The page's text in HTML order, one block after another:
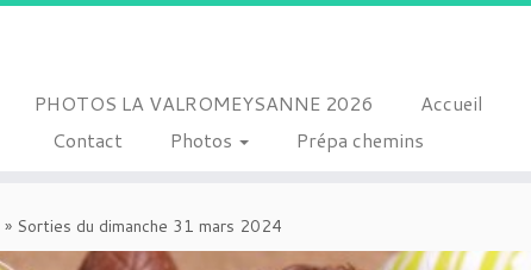
PHOTOS LA VALROMEYSANNE 2026 Accueil
Contact
Photos Prépa chemins
» Sorties du dimanche 31 mars 2024